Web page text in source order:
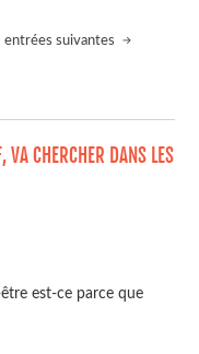
entrées suivantes
CHERCHER DANS LES
est-ce parce que